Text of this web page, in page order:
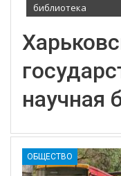
библиотека
научная
ОБЩЕСТВО